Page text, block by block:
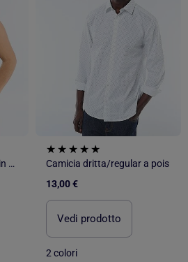
Top all'americana a pois in maglia crinkle
Camicia dritta/regular a pois
13,00 €
Vedi prodotto
2 colori